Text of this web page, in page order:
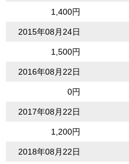
1,400円
2015年08月24日
1,500円
2016年08月22日
0円
2017年08月22日
1,200円
2018年08月22日